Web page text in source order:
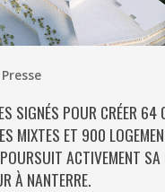
Presse
SIGNÉS POUR CRÉER
MIXTES ET 900
ACTIVEMENT
À NANTERRE.